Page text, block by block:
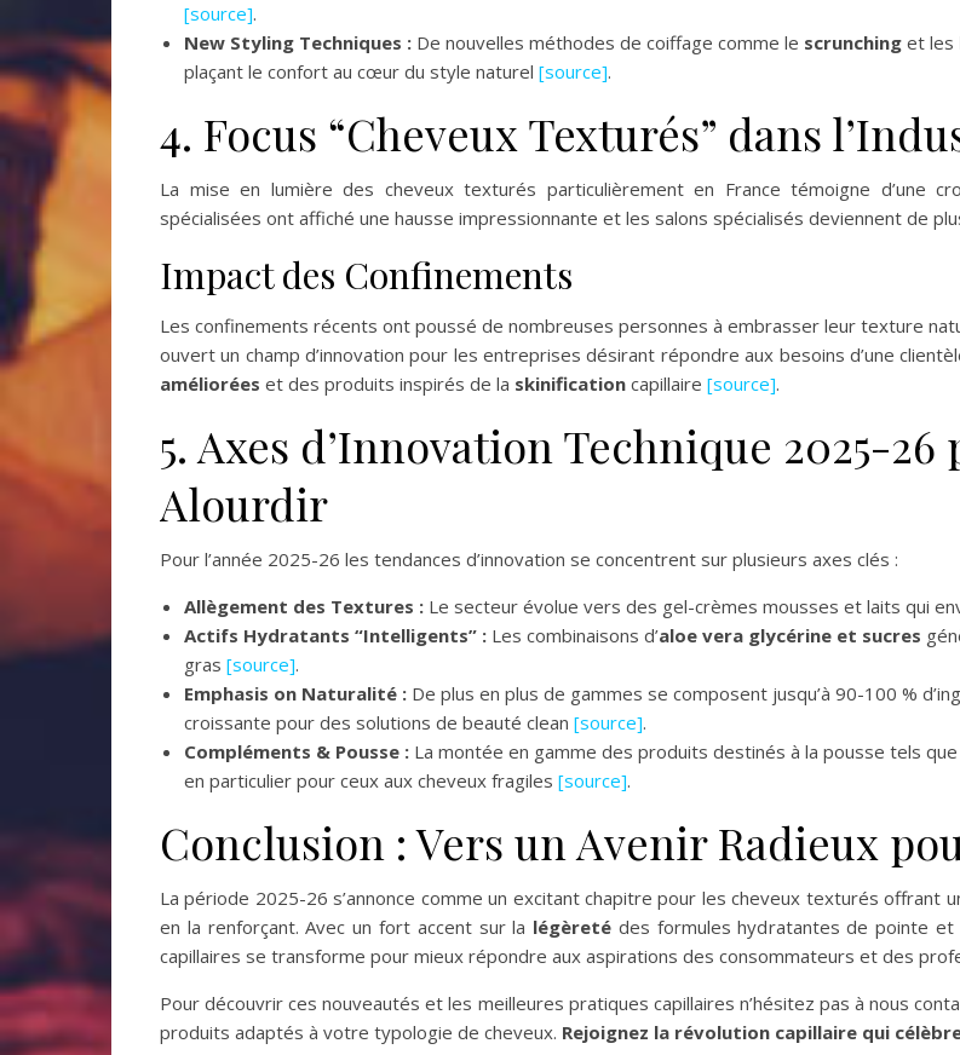
[source].
New Styling Techniques : De nouvelles méthodes de coiffage comme le scrunching et les
plaçant le confort au cœur du style naturel [source].
4. Focus “Cheveux Texturés” dans
La mise en lumière des cheveux texturés particulièrement en France témoigne d’une
spécialisées ont affiché une hausse impressionnante et les salons spécialisés deviennent de
Impact des Confinements
Les confinements récents ont poussé de nombreuses personnes à embrasser leur texture
ouvert un champ d’innovation pour les entreprises désirant répondre aux besoins d’une
améliorées et des produits inspirés de la skinification capillaire [source].
5. Axes d’Innovation Technique 2025-
Alourdir
Pour l’année 2025-26 les tendances d’innovation se concentrent sur plusieurs axes clés :
Allègement des Textures : Le secteur évolue vers des gel-crèmes mousses et laits qui
Actifs Hydratants “Intelligents” : Les combinaisons d’aloe vera glycérine et sucres
gras [source].
Emphasis on Naturalité : De plus en plus de gammes se composent jusqu’à 90-100 %
croissante pour des solutions de beauté clean [source].
Compléments & Pousse : La montée en gamme des produits destinés à la pousse tels
en particulier pour ceux aux cheveux fragiles [source].
Conclusion : Vers un Avenir Radieux
La période 2025-26 s’annonce comme un excitant chapitre pour les cheveux texturés offrant
en la renforçant. Avec un fort accent sur la légèreté des formules hydratantes de pointe
capillaires se transforme pour mieux répondre aux aspirations des consommateurs et des
Pour découvrir ces nouveautés et les meilleures pratiques capillaires n’hésitez pas à nous
produits adaptés à votre typologie de cheveux. Rejoignez la révolution capillaire qui